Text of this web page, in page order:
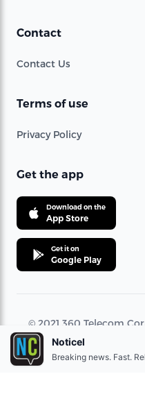
Contact
Contact Us
Terms of use
Privacy Policy
Get the app
Download on the
App Store
Get it on
Google Play
© 2021 360 Telecom
Noticel